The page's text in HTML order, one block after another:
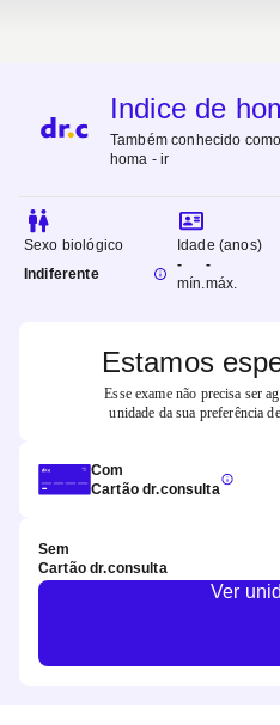
Indice de
Também conhecido
homa - ir
Sexo biológico
Indiferente
Idade (anos)
-
mín.
-
máx.
Estamos
Esse exame não precisa ser
unidade da sua preferência
Com
Cartão dr.consulta
Sem
Cartão dr.consulta
Ver